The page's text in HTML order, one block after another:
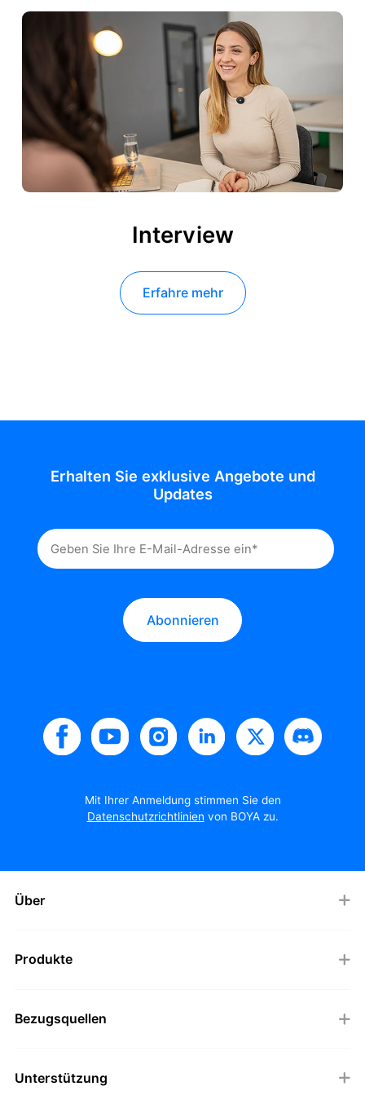
Interview
Erfahre mehr
Erhalten Sie exklusive Angebote und
Updates
Abonnieren
Mit Ihrer Anmeldung stimmen Sie den
Datenschutzrichtlinien von BOYA zu.
Über
Produkte
Bezugsquellen
Unterstützung